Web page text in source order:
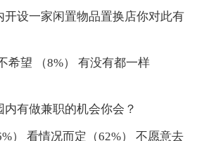
开设一家闲置物品置换店你对此有
希望 （8%） 有没有都一样
内有做兼职的机会你会？
） 看情况而定（62%） 不愿意去